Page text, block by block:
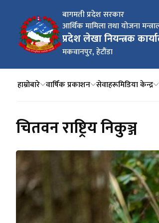
बागमती प्रदेश सरकार
आर्थिक मामिला तथा योजना
प्रदेश लेखा नियन्त्रक
मकवानपुर, हेटौंडा
हाम्रोबारे वार्षिक प्रकाशन सेवाहरूमिडिया केन्द्र
चितवन राष्ट्रिय निकुञ्ज